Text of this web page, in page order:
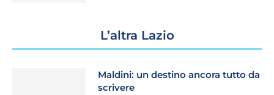
L’altra Lazio
Maldini: un destino ancora tutto da
scrivere